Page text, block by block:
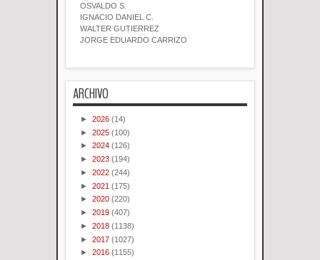
OSVALDO S.
IGNACIO DANIEL C.
WALTER GUTIERREZ
JORGE EDUARDO CARRIZO
ARCHIVO
► 2026 (14)
► 2025 (100)
► 2024 (126)
► 2023 (194)
► 2022 (244)
► 2021 (175)
► 2020 (220)
► 2019 (407)
► 2018 (1138)
► 2017 (1027)
► 2016 (1155)